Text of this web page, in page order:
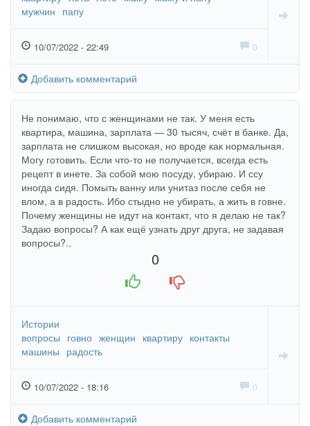
мужчин папу
10/07/2022 - 22:49 0
Добавить комментарий
Не понимаю, что с женщинами не так. У меня есть
квартира, машина, зарплата — 30 тысяч, счёт в банке. Да,
зарплата не слишком высокая, но вроде как нормальная.
Могу готовить. Если что-то не получается, всегда есть
рецепт в инете. За собой мою посуду, убираю. И ссу
иногда сидя. Помыть ванну или унитаз после себя не
влом, а в радость. Ибо стыдно не убирать, а жить в говне.
Почему женщины не идут на контакт, что я делаю не так?
Задаю вопросы? А как ещё узнать друг друга, не задавая
вопросы?..
0
Истории
вопросы говно женщин квартиру контакты
машины радость
10/07/2022 - 18:16 0
Добавить комментарий